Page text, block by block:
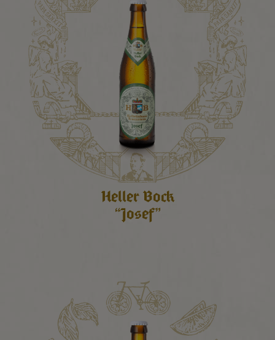
Heller Bock
“Josef”
Essenziale
I cookie essenziali permettono funzioni di base e sono
essenziali per il corretto funzionamento del sito web.
Impostazioni della lingua